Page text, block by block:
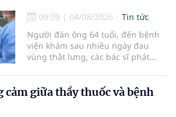
tiêu hóa - gan mật vừa diễn ra
ngày 1/8 tại Bệnh viện Đại học
quốc tế Hồng Bàng.
09:09 | 04/08/2026
Tin tức
Người đàn ông 64 tuổi, đến bệnh
viện khám sau nhiều ngày đau
vùng thắt lưng, các bác sĩ phát
biểu mô tế bào thận. Với khối u còn
ở giai đoạn sớm, người bệnh được
cảm giữa thầy thuốc và bệnh